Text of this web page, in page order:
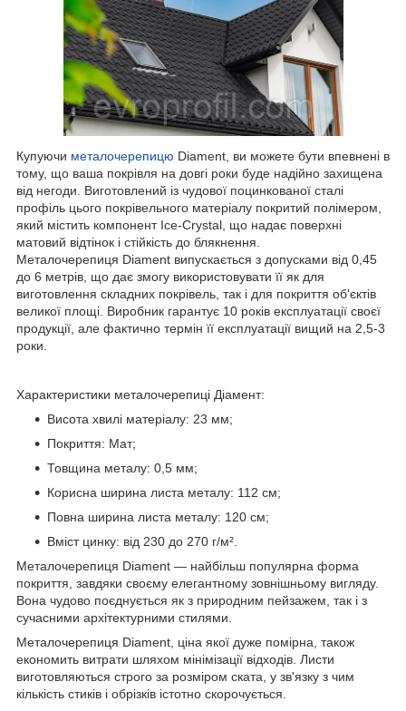
Купуючи металочерепицю Diament, ви можете бути впевнені в
тому, що ваша покрівля на довгі роки буде надійно захищена
від негоди. Виготовлений із чудової поцинкованої сталі
профіль цього покрівельного матеріалу покритий полімером,
який містить компонент Ice-Crystal, що надає поверхні
матовий відтінок і стійкість до блякнення.
Металочерепиця Diament випускається з допусками від 0,45
до 6 метрів, що дає змогу використовувати її як для
виготовлення складних покрівель, так і для покриття об'єктів
великої площі. Виробник гарантує 10 років експлуатації своєї
продукції, але фактично термін її експлуатації вищий на 2,5-3
роки.
Характеристики металочерепиці Діамент:
Висота хвилі матеріалу: 23 мм;
Покриття: Мат;
Товщина металу: 0,5 мм;
Корисна ширина листа металу: 112 см;
Повна ширина листа металу: 120 см;
Вміст цинку: від 230 до 270 г/м².
Металочерепиця Diament — найбільш популярна форма
покриття, завдяки своєму елегантному зовнішньому вигляду.
Вона чудово поєднується як з природним пейзажем, так і з
сучасними архітектурними стилями.
Металочерепиця Diament, ціна якої дуже помірна, також
економить витрати шляхом мінімізації відходів. Листи
виготовляються строго за розміром ската, у зв'язку з чим
кількість стиків і обрізків істотно скорочується.